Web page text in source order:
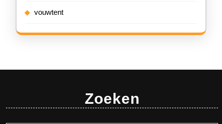
vouwtent
Zoeken